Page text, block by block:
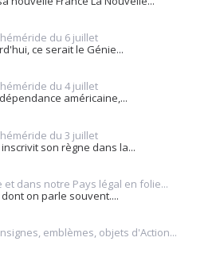
du 6 juillet
ce serait le Génie...
du 4 juillet
américaine,...
du 3 juillet
son règne dans la...
et dans notre Pays légal en folie...
dont on parle souvent....
emblèmes, objets d'Action...